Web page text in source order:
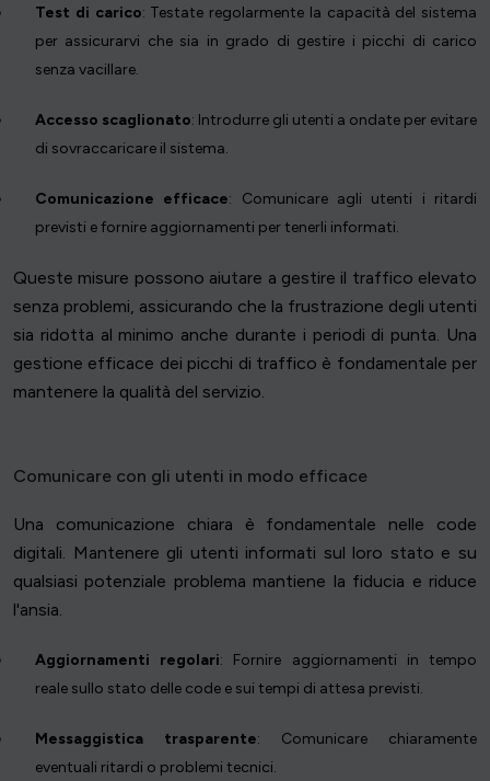
Test di carico: Testate regolarmente la capacità del sistema
per assicurarvi che sia in grado di gestire i picchi di carico
senza vacillare.
Accesso scaglionato: Introdurre gli utenti a ondate per evitare
di sovraccaricare il sistema.
Comunicazione efficace: Comunicare agli utenti i ritardi
previsti e fornire aggiornamenti per tenerli informati.
Queste misure possono aiutare a gestire il traffico elevato
senza problemi, assicurando che la frustrazione degli utenti
sia ridotta al minimo anche durante i periodi di punta. Una
gestione efficace dei picchi di traffico è fondamentale per
mantenere la qualità del servizio.
Comunicare con gli utenti in modo efficace
Una comunicazione chiara è fondamentale nelle code
digitali. Mantenere gli utenti informati sul loro stato e su
qualsiasi potenziale problema mantiene la fiducia e riduce
l'ansia.
Aggiornamenti regolari: Fornire aggiornamenti in tempo
reale sullo stato delle code e sui tempi di attesa previsti.
Messaggistica trasparente: Comunicare chiaramente
eventuali ritardi o problemi tecnici.